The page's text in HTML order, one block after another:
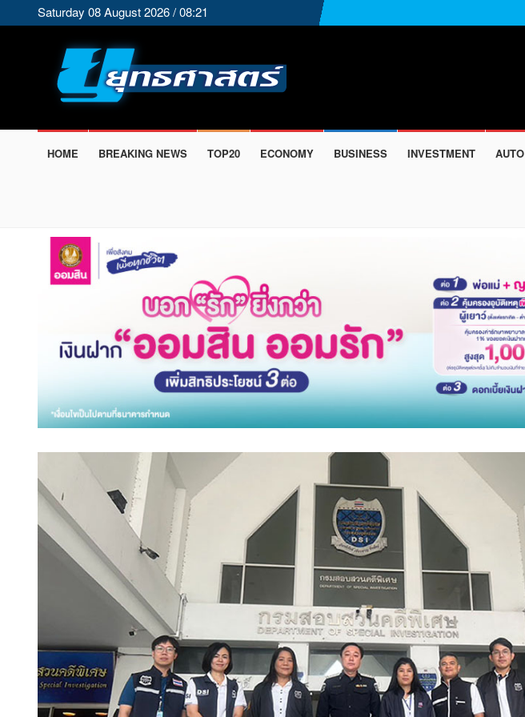
Saturday 08 August 2026 / 08:21
HOME BREAKING NEWS TOP20 ECONOMY BUSINESS INVESTMENT AUTO